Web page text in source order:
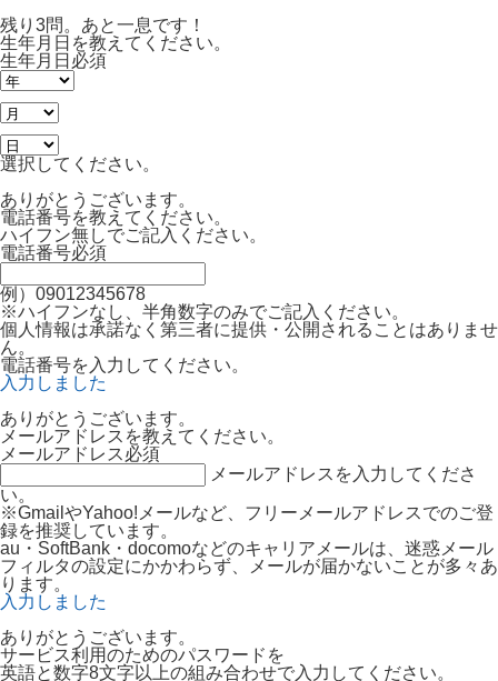
残り3問。あと一息です！
生年月日を教えてください。
生年月日 必須
選択してください。
ありがとうございます。
電話番号を教えてください。
ハイフン無しでご記入ください。
電話番号必須
例）09012345678
※ハイフンなし、半角数字のみでご記入ください。
個人情報は承諾なく第三者に提供・公開されることはありませ
ん。
電話番号を入力してください。
入力しました
ありがとうございます。
メールアドレスを教えてください。
メールアドレス必須
メールアドレスを入力してくださ
い。
※GmailやYahoo!メールなど、フリーメールアドレスでのご登
録を推奨しています。
au・SoftBank・docomoなどのキャリアメールは、迷惑メール
フィルタの設定にかかわらず、メールが届かないことが多々あ
ります。
入力しました
ありがとうございます。
サービス利用のためのパスワードを
英語と数字8文字以上の組み合わせで入力してください。